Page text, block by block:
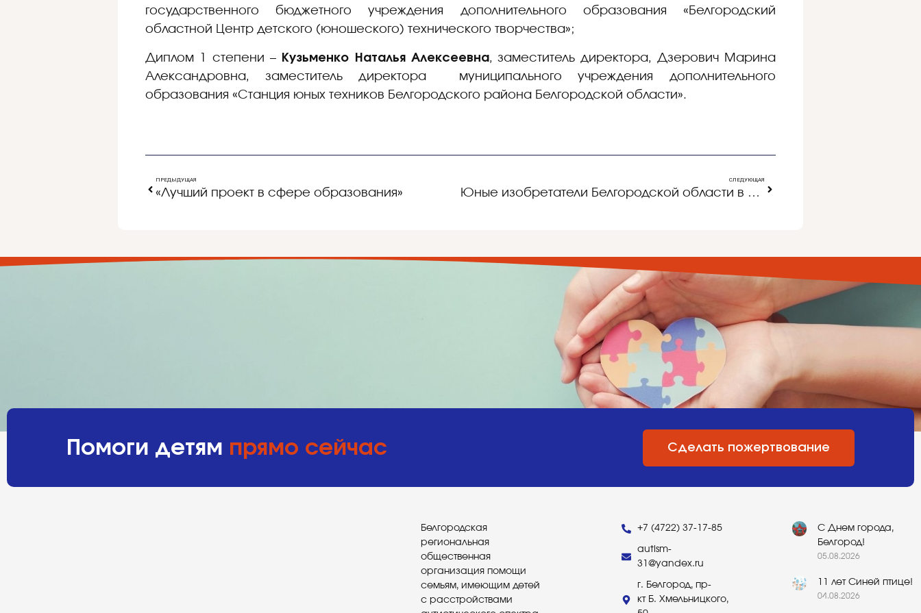
государственного бюджетного учреждения дополнительного образования «Белгородский
областной Центр детского (юношеского) технического творчества»;
Диплом 1 степени – Кузьменко Наталья Алексеевна, заместитель директора, Дзерович Марина
Александровна, заместитель директора муниципального учреждения дополнительного
образования «Станция юных техников Белгородского района Белгородской области».
ПРЕДЫДУЩАЯ
«Лучший проект в сфере образования»
СЛЕДУЮЩАЯ
Юные изобретатели Белгородской области в Госдуме
Помоги детям прямо сейчас Сделать пожертвование
Белгородская
региональная
общественная
организация помощи
семьям, имеющим детей
с расстройствами
+7 (4722) 37-17-85
autism-
31@yandex.ru
г. Белгород, пр-
кт Б. Хмельницкого,
С Днем города,
Белгород!
05.08.2026
11 лет Синей птице!
04.08.2026